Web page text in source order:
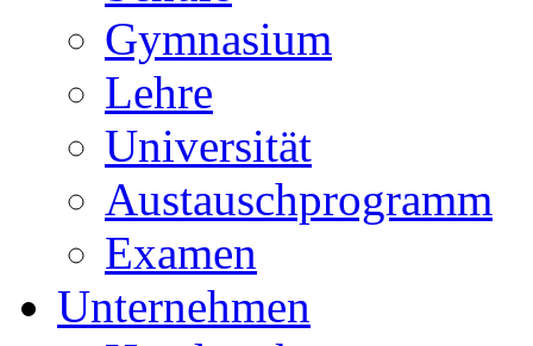
Gymnasium
Lehre
Universität
Austauschprogramm
Examen
Unternehmen